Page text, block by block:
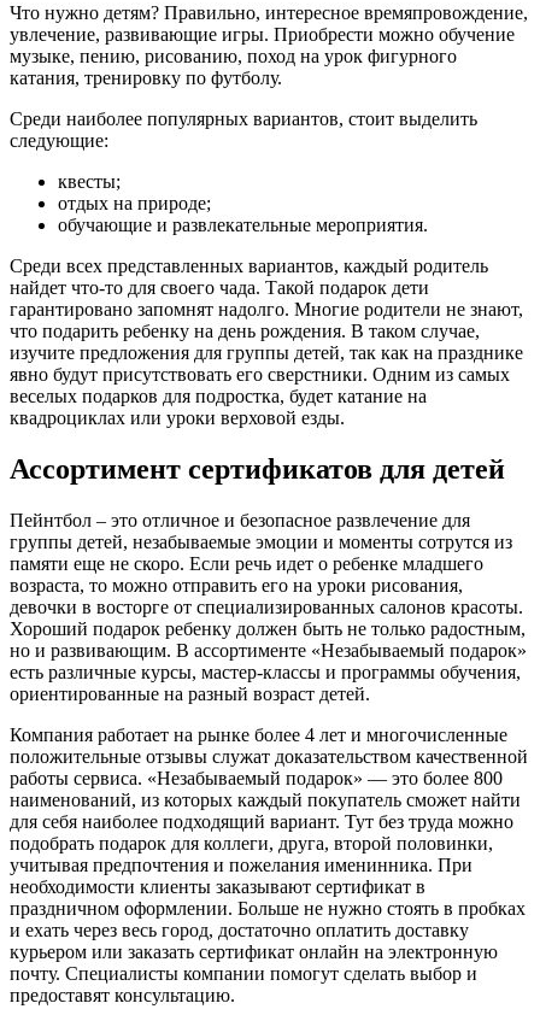
Что нужно детям? Правильно, интересное времяпровождение,
увлечение, развивающие игры. Приобрести можно обучение
музыке, пению, рисованию, поход на урок фигурного
катания, тренировку по футболу.
Среди наиболее популярных вариантов, стоит выделить
следующие:
квесты;
отдых на природе;
обучающие и развлекательные мероприятия.
Среди всех представленных вариантов, каждый родитель
найдет что-то для своего чада. Такой подарок дети
гарантировано запомнят надолго. Многие родители не знают,
что подарить ребенку на день рождения. В таком случае,
изучите предложения для группы детей, так как на празднике
явно будут присутствовать его сверстники. Одним из самых
веселых подарков для подростка, будет катание на
квадроциклах или уроки верховой езды.
Ассортимент сертификатов для детей
Пейнтбол – это отличное и безопасное развлечение для
группы детей, незабываемые эмоции и моменты сотрутся из
памяти еще не скоро. Если речь идет о ребенке младшего
возраста, то можно отправить его на уроки рисования,
девочки в восторге от специализированных салонов красоты.
Хороший подарок ребенку должен быть не только радостным,
но и развивающим. В ассортименте «Незабываемый подарок»
есть различные курсы, мастер-классы и программы обучения,
ориентированные на разный возраст детей.
Компания работает на рынке более 4 лет и многочисленные
положительные отзывы служат доказательством качественной
работы сервиса. «Незабываемый подарок» — это более 800
наименований, из которых каждый покупатель сможет найти
для себя наиболее подходящий вариант. Тут без труда можно
подобрать подарок для коллеги, друга, второй половинки,
учитывая предпочтения и пожелания именинника. При
необходимости клиенты заказывают сертификат в
праздничном оформлении. Больше не нужно стоять в пробках
и ехать через весь город, достаточно оплатить доставку
курьером или заказать сертификат онлайн на электронную
почту. Специалисты компании помогут сделать выбор и
предоставят консультацию.